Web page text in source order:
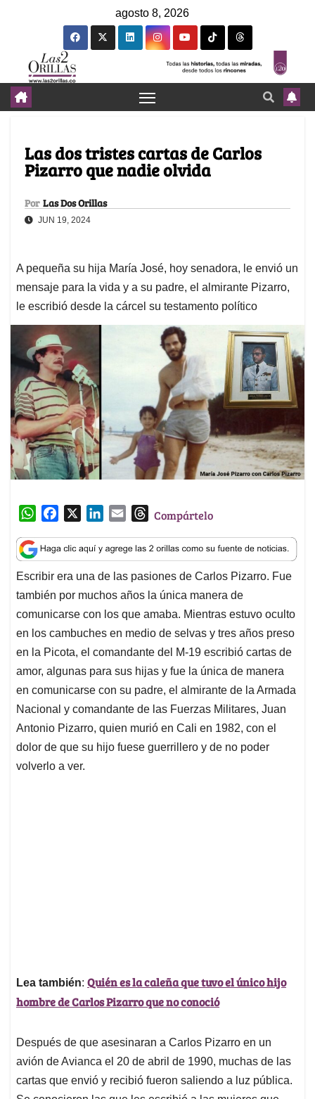
agosto 8, 2026
Las dos tristes cartas de Carlos
Pizarro que nadie olvida
Por Las Dos Orillas
JUN 19, 2024
A pequeña su hija María José, hoy senadora, le envió un
mensaje para la vida y a su padre, el almirante Pizarro,
le escribió desde la cárcel su testamento político
W
a
t
s
A
p
p
c
e
b
o
o
k
n
k
e
d
I
n
a
i
l
T
r
e
a
d
s
Compártelo
Escribir era una de las pasiones de Carlos Pizarro. Fue
también por muchos años la única manera de
comunicarse con los que amaba. Mientras estuvo oculto
en los cambuches en medio de selvas y tres años preso
en la Picota, el comandante del M-19 escribió cartas de
amor, algunas para sus hijas y fue la única de manera
en comunicarse con su padre, el almirante de la Armada
Nacional y comandante de las Fuerzas Militares, Juan
Antonio Pizarro, quien murió en Cali en 1982, con el
dolor de que su hijo fuese guerrillero y de no poder
volverlo a ver.
Lea también: Quién es la caleña que tuvo el único hijo
hombre de Carlos Pizarro que no conoció
Después de que asesinaran a Carlos Pizarro en un
avión de Avianca el 20 de abril de 1990, muchas de las
cartas que envió y recibió fueron saliendo a luz pública.